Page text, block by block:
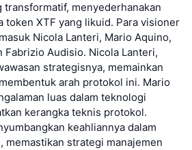
transformatif, menyederhanakan
token XTF yang likuid. Para visioner
Nicola Lanteri, Mario Aquino,
Fabrizio Audisio. Nicola Lanteri,
strategisnya, memainkan
arah protokol ini. Mario
luas dalam teknologi
kerangka teknis protokol.
keahliannya dalam
memastikan strategi manajemen